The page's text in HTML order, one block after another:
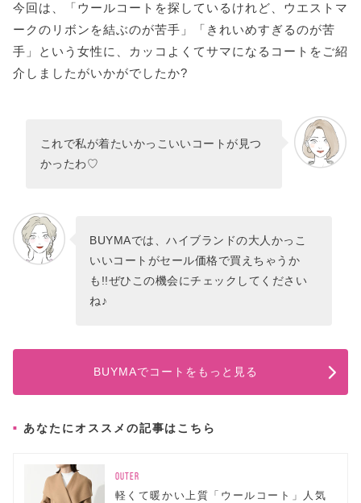
今回は、「ウールコートを探しているけれど、ウエストマ
ークのリボンを結ぶのが苦手」「きれいめすぎるのが苦
手」という女性に、カッコよくてサマになるコートをご紹
介しましたがいかがでしたか?
これで私が着たいかっこいいコートが見つ
かったわ♡
BUYMAでは、ハイブランドの大人かっこ
いいコートがセール価格で買えちゃうか
も!!ぜひこの機会にチェックしてください
ね♪
BUYMAでコートをもっと見る
あなたにオススメの記事はこちら
OUTER
軽くて暖かい上質「ウールコート」人気